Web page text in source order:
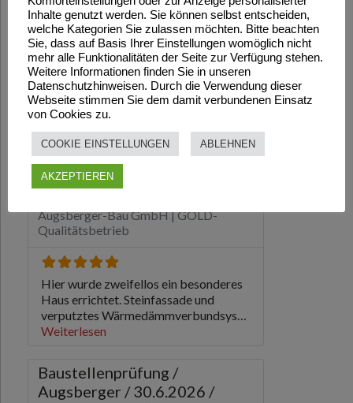
Inhalte genutzt werden. Sie können selbst entscheiden,
welche Kategorien Sie zulassen möchten. Bitte beachten
Sie, dass auf Basis Ihrer Einstellungen womöglich nicht
mehr alle Funktionalitäten der Seite zur Verfügung stehen.
Weitere Informationen finden Sie in unseren
Datenschutzhinweisen. Durch die Verwendung dieser
Webseite stimmen Sie dem damit verbundenen Einsatz
von Cookies zu.
COOKIE EINSTELLUNGEN ABLEHNEN
AKZEPTIEREN